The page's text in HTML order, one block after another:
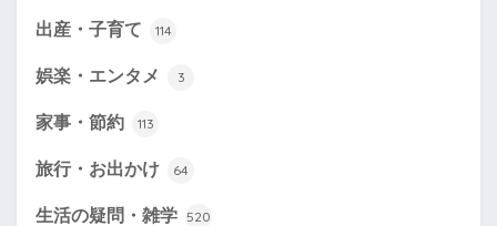
出産・子育て 114
娯楽・エンタメ 3
家事・節約 113
旅行・お出かけ 64
生活の疑問・雑学 520